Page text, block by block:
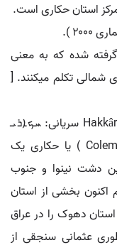
استان حکاری است.
شده که به معنی
شمالی تکلم میکنند. [
حکاری (منطقه). هکاری ( ترکی استانبولی: Hakkâri سریانی: ܚܟܐܪܝ
Ḥakkāri, or ܗܟܐܪܝ Hakkāri, کردی: Colemêrg ) یا حکاری یک
دشت نینوا و جنوب
بخشی از استان
دهوک را در عراق
عثمانی سنجقی از